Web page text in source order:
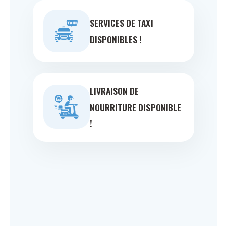
SERVICES DE TAXI
DISPONIBLES !
LIVRAISON DE
NOURRITURE DISPONIBLE
!